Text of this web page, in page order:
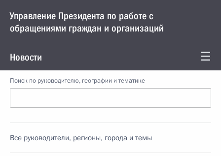
Управление Президента по работе с
обращениями граждан и организаций
Новости
Поиск по руководителю, географии и тематике
Все руководители, регионы, города и темы